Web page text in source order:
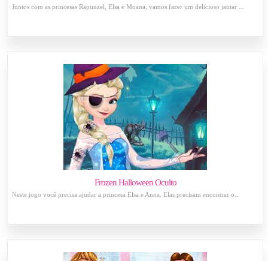
Juntos com as princesas Rapunzel, Elsa e Moana, vamos fazer um delicioso jantar ...
Frozen Halloween Oculto
Neste jogo você precisa ajudar a princesa Elsa e Anna. Elas precisam encontrar o...